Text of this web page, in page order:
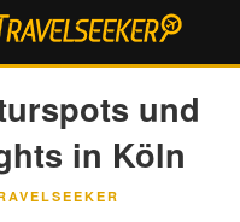
und
in Köln